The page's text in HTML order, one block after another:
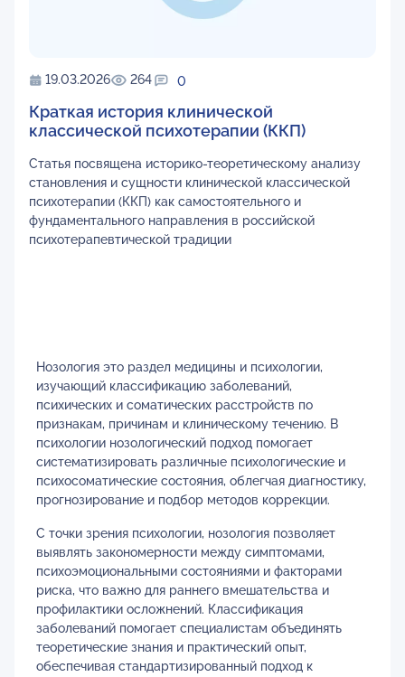
19.03.2026 264 0
Краткая история клинической
классической психотерапии (ККП)
Статья посвящена историко-теоретическому анализу
становления и сущности клинической классической
психотерапии (ККП) как самостоятельного и
фундаментального направления в российской
психотерапевтической традиции
Нозология это раздел медицины и психологии,
изучающий классификацию заболеваний,
психических и соматических расстройств по
признакам, причинам и клиническому течению. В
психологии нозологический подход помогает
систематизировать различные психологические и
психосоматические состояния, облегчая диагностику,
прогнозирование и подбор методов коррекции.
С точки зрения психологии, нозология позволяет
выявлять закономерности между симптомами,
психоэмоциональными состояниями и факторами
риска, что важно для раннего вмешательства и
профилактики осложнений. Классификация
заболеваний помогает специалистам объединять
теоретические знания и практический опыт,
обеспечивая стандартизированный подход к